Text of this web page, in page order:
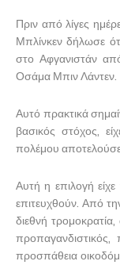
Πριν από λίγες
Μπλίνκεν δήλωσε
στο Αφγανιστάν
Οσάμα Μπιν Λάντεν.
Αυτό πρακτικά
βασικός στόχος,
πολέμου
Αυτή η επιλογή
επιτευχθούν. Από
διεθνή
προσπάθεια